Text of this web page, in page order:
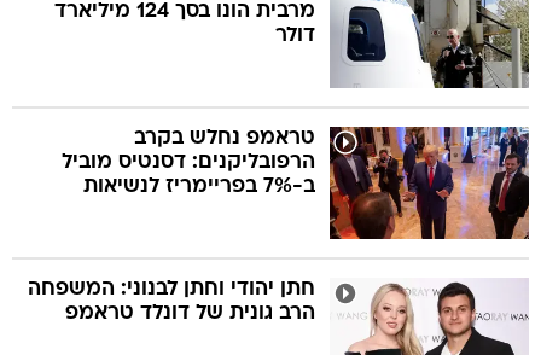
מרבית הונו בסך 124 מיליארד
דולר
טראמפ נחלש בקרב
הרפובליקנים: דסנטיס מוביל
ב-7% בפריימריז לנשיאות
חתן יהודי וחתן לבנוני: המשפחה
הרב גונית של דונלד טראמפ